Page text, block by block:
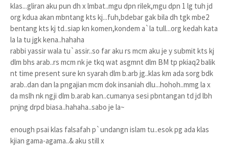
klas...gliran aku pun dh x lmbat..mgu dpn rilek,mgu dpn 1 lg tuh jd
org kdua akan mbntang kts kj...fuh,bdebar gak bila dh tgk mbe2
bentang kts kj td..siap kn komen,kondem a`la tull...org kedah kata
la la tu jgk kena..hahaha
rabbi yassir wala tu`assir..so far aku rs mcm aku je y submit kts kj
dlm bhs arab..rs mcm nk je tkq wat asgmnt dlm BM tp pkiaq2 balik
nt time present sure kn syarah dlm b.arb jg..klas km ada sorg bdk
arab..dan dan la pngajian mcm dok insaniah dlu...hohoh..mmg la x
da mslh nk ngji dlm b.arab kan..cumanya sesi pbntangan td jd lbh
pnjng drpd biasa..hahaha..sabo je la~
enough psai klas falsafah p`undangn islam tu..esok pg ada klas
kjian gama-agama..& aku still x